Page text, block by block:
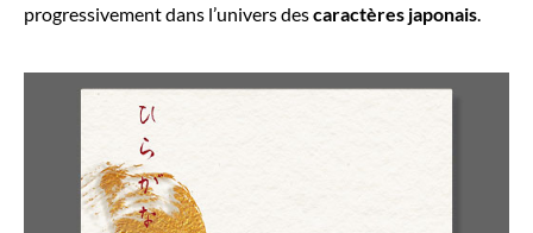
progressivement dans l’univers descaractères japonais